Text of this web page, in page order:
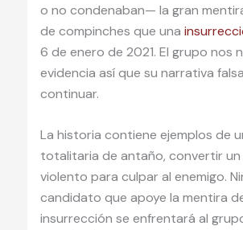
o no condenaban— la gran
de compinches que una
6 de enero de 2021. El grupo nos
evidencia así que su narrativa
continuar.
La historia contiene ejemplos de
totalitaria de antaño, convertir
violento para culpar al enemigo.
candidato que apoye la mentira
insurrección se enfrentará al